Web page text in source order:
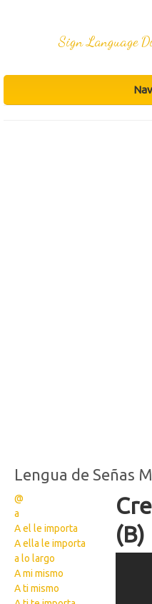
Sign Language
Lengua de Señas
@
a
A el le importa
A ella le importa
a lo largo
A mi mismo
A ti mismo
(B)